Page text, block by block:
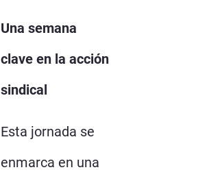
Una semana
clave en la acción
sindical
Esta jornada se
enmarca en una